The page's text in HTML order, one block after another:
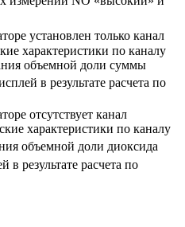
установлен только канал
характеристики по каналу
объемной доли суммы
в результате расчета по
отсутствует канал
характеристики по каналу
объемной доли диоксида
в результате расчета по